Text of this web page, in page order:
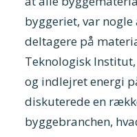
byggeriet, var
deltagere på
Teknologisk
og indlejret energi
diskuterede en
byggebranchen,